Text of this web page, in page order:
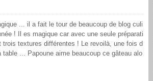
... il a fait le tour de beaucoup de blog culi
! Il es magique car avec une seule préparati
trois textures différentes ! Le revoilà, une fois d
table ... Papoune aime beaucoup ce gâteau alo